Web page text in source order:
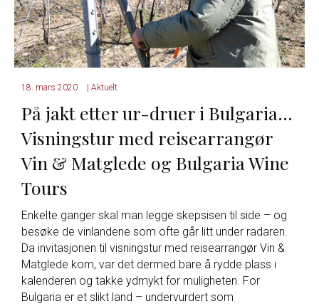
18. mars 2020 Aktuelt
På jakt etter ur-druer i Bulgaria…
Visningstur med reisearrangør
Vin & Matglede og Bulgaria Wine
Tours
Enkelte ganger skal man legge skepsisen til side – og
besøke de vinlandene som ofte går litt under radaren.
Da invitasjonen til visningstur med reisearrangør Vin &
Matglede kom, var det dermed bare å rydde plass i
kalenderen og takke ydmykt for muligheten. For
Bulgaria er et slikt land – undervurdert som